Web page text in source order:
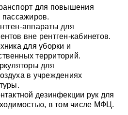
для повышения
пассажиров.
аппараты для
вне рентген-кабинетов.
для уборки и
территорий.
для
в учреждениях
дезинфекции рук для
в том числе МФЦ.